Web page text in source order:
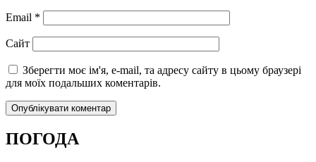
Email *
Сайт
Зберегти моє ім'я, e-mail, та адресу сайту в цьому браузері
для моїх подальших коментарів.
ПОГОДА